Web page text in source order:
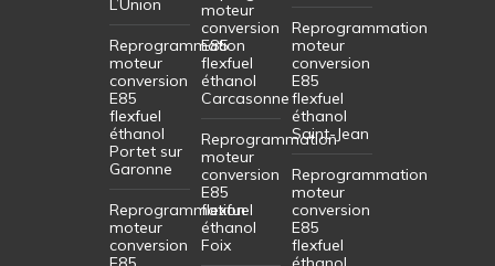
L’Union
Reprogrammation
moteur
conversion
E85
flexfuel
éthanol
Portet sur
Garonne
Reprogrammation
moteur
conversion
moteur
conversion
E85
flexfuel
éthanol
Carcasonne
Reprogrammation
moteur
conversion
E85
flexfuel
éthanol
Foix
Reprogrammation
moteur
conversion
E85
flexfuel
éthanol
Saint-Jean
Reprogrammation
moteur
conversion
E85
flexfuel